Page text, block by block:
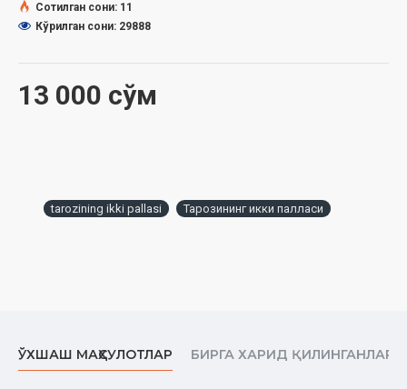
нашр» нашриётининг муҳаррири. Элликка яқин бадиий,
илмий-маърифий, публицистик китоблари нашр этилган.
13 000 сўм
Сотилган сони: 11
Кўрилган сони: 29888
tarozining ikki pallasi Тарозининг икки палласи
ЎХШАШ МАҲСУЛОТЛАР БИРГА ХАРИД ҚИЛИНГАНЛАР